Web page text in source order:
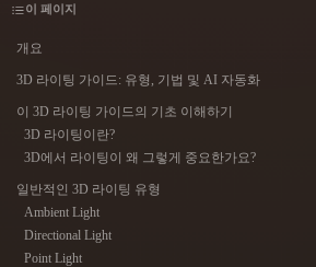
VR/AR
Metaverse
Engineering
플러그인
이 페이지
개요
3D 라이팅 가이드: 유형, 기법 및 AI 자동화
이 3D 라이팅 가이드의 기초 이해하기
3D 라이팅이란?
3D에서 라이팅이 왜 그렇게 중요한가요?
일반적인 3D 라이팅 유형
Ambient Light
Directional Light
Point Light